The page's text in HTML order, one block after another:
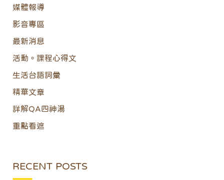
媒體報導
影音專區
最新消息
活動。課程心得文
生活台語詞彙
精華文章
詳解QA四神湯
重點看遮
RECENT POSTS